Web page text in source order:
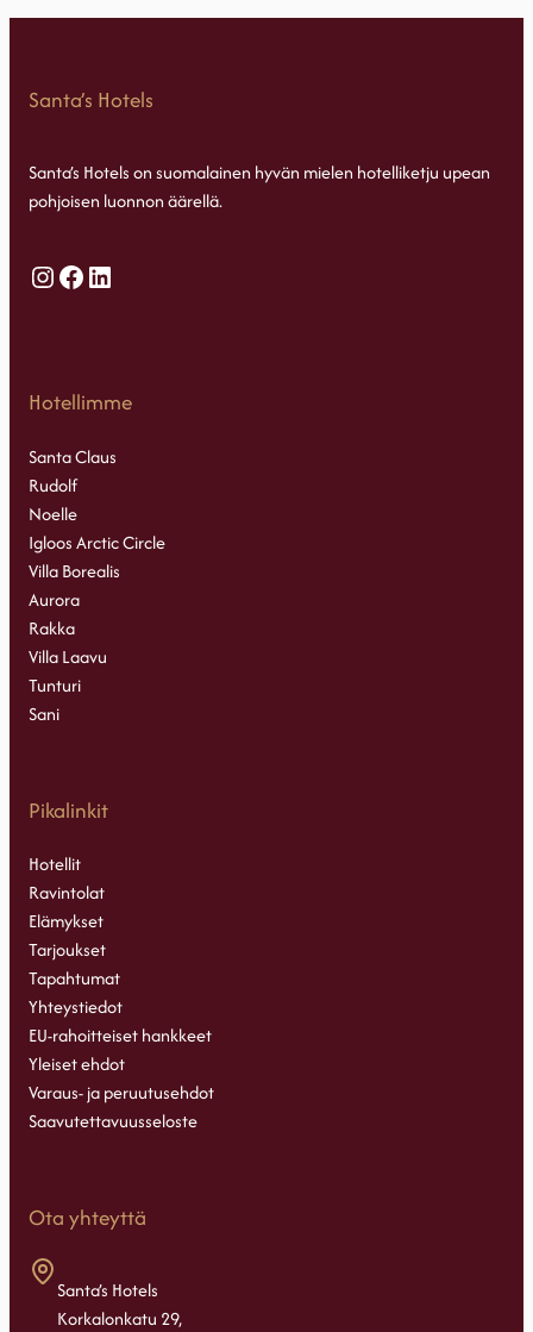
Santa’s Hotels
Santa’s Hotels on suomalainen hyvän mielen hotelliketju upean
pohjoisen luonnon äärellä.
Instagram
Facebook
LinkedIn
Hotellimme
Santa Claus
Rudolf
Noelle
Igloos Arctic Circle
Villa Borealis
Aurora
Rakka
Villa Laavu
Tunturi
Sani
Pikalinkit
Hotellit
Ravintolat
Elämykset
Tarjoukset
Tapahtumat
Yhteystiedot
EU-rahoitteiset hankkeet
Yleiset ehdot
Varaus- ja peruutusehdot
Saavutettavuusseloste
Ota yhteyttä
Santa’s Hotels
Korkalonkatu 29,